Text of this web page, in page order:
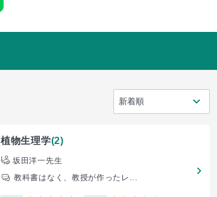
植物生理学(2)
坂田洋一先生
教科書はなく、教授が作ったレ...